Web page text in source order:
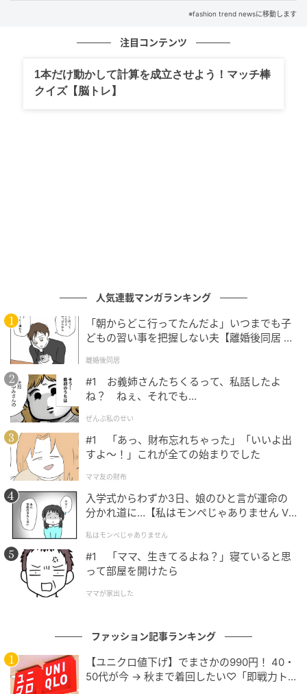
ャツ / 5分袖」各¥1,990（税込）
毎年暑い時期に手放せないTシャツがこれ。大人女性に
おすすめな理由は、ガシッとしたタフな質感ではな
く、滑らかでクリーンな生地が採用されていること。
ゆったりシルエットとドロップショルダーにより、こ
なれ感もプラスしてくれる1枚です。内側はエアリズム
素材で、真夏に1日中着ていてもサラリとした着心地を
キープしてくれるので、何枚もクローゼットにスタン
バイしています。
まるで穿いていないかのように軽やかなパン
ツ
※fashion trend newsに移動します
注目コンテンツ
1本だけ動かして計算を成立させよう！マッチ棒
クイズ【脳トレ】
人気連載マンガランキング
「朝からどこ行ってたんだよ」いつまでも子
どもの習い事を把握しない夫【離婚後同居 Vo
離婚後同居
#1 お義姉さんたちくるって、私話したよ
ね？ ねぇ、それでも…
ぜんぶ私のせい
#1 「あっ、財布忘れちゃった」「いいよ出
すよ〜！」これが全ての始まりでした
ママ友の財布
入学式からわずか3日、娘のひと言が運命の
分かれ道に…【私はモンペじゃありません Vo
私はモンペじゃありません
#1 「ママ、生きてるよね？」寝ていると思
って部屋を開けたら
ママが家出した
ファッション記事ランキング
【ユニクロ値下げ】でまさかの990円！ 40・
50代が今 → 秋まで着回したい♡「即戦力ト